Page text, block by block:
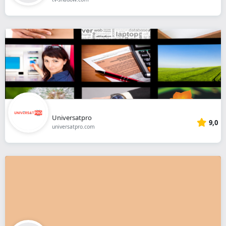
Universatpro
universatpro.com 9,0